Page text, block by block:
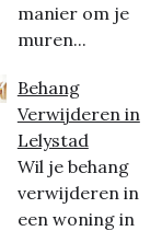
manier om je
muren...
Behang
Verwijderen in
Lelystad
Wil je behang
verwijderen in
een woning in